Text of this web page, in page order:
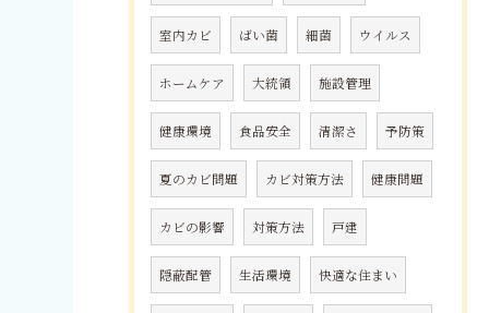
室内カビ ばい菌 細菌 ウイルス
ホームケア 大統領 施設管理
健康環境 食品安全 清潔さ 予防策
夏のカビ問題 カビ対策方法 健康問題
カビの影響 対策方法 戸建
隠蔽配管 生活環境 快適な住まい